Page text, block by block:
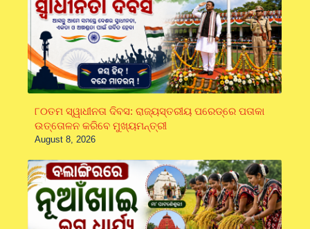
୮୦ତମ ସ୍ୱାଧୀନତା ଦିବସ: ରାଜ୍ୟସ୍ତରୀୟ ପରେଡ୍‌ରେ ପତାକା
ଉତ୍ତୋଳନ କରିବେ ମୁଖ୍ୟମନ୍ତ୍ରୀ
August 8, 2026